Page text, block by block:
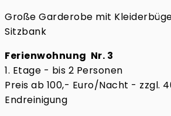
Große Garderobe mit
Sitzbank
Ferienwohnung Nr. 3
1. Etage - bis 2 Personen
Preis ab 100,- Euro/Nacht - zzgl.
Endreinigung